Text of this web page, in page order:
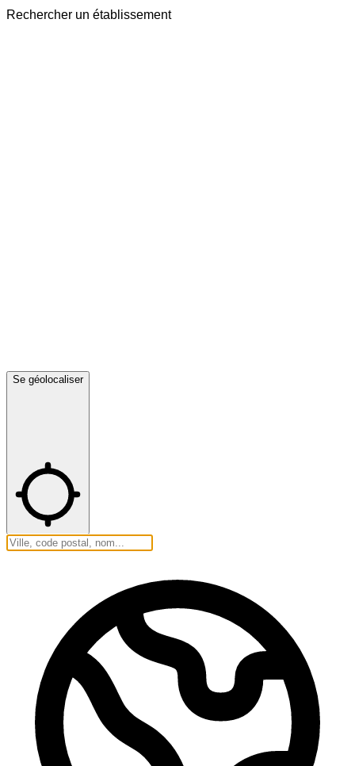
Rechercher un établissement
Se géolocaliser